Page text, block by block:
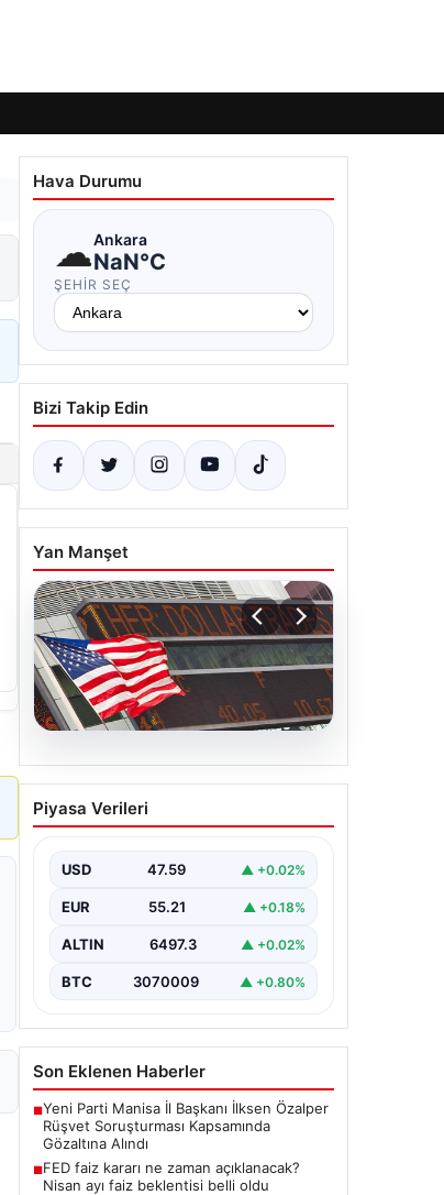
Hava Durumu
☁Ankara
NaN°C
ŞEHIR SEÇ
Bizi Takip Edin
Yan Manşet
05.08.2026
FED faiz kararı ne zaman
açıklanacak? Nisan ayı
Piyasa Verileri
USD 47.59 ▲ +0.02%
EUR 55.21 ▲ +0.18%
ALTIN 6497.3 ▲ +0.02%
BTC 3070009 ▲ +0.80%
Son Eklenen Haberler
■Yeni Parti Manisa İl Başkanı İlksen Özalper
Rüşvet Soruşturması Kapsamında
Gözaltına Alındı
■FED faiz kararı ne zaman açıklanacak?
Nisan ayı faiz beklentisi belli oldu